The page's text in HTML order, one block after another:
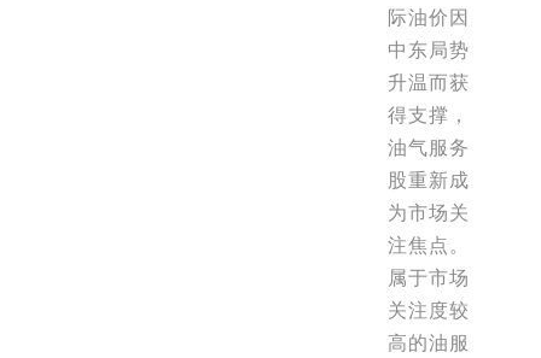
际油价因
中东局势
升温而获
得支撑，
油气服务
股重新成
为市场关
注焦点。
属于市场
关注度较
高的油服